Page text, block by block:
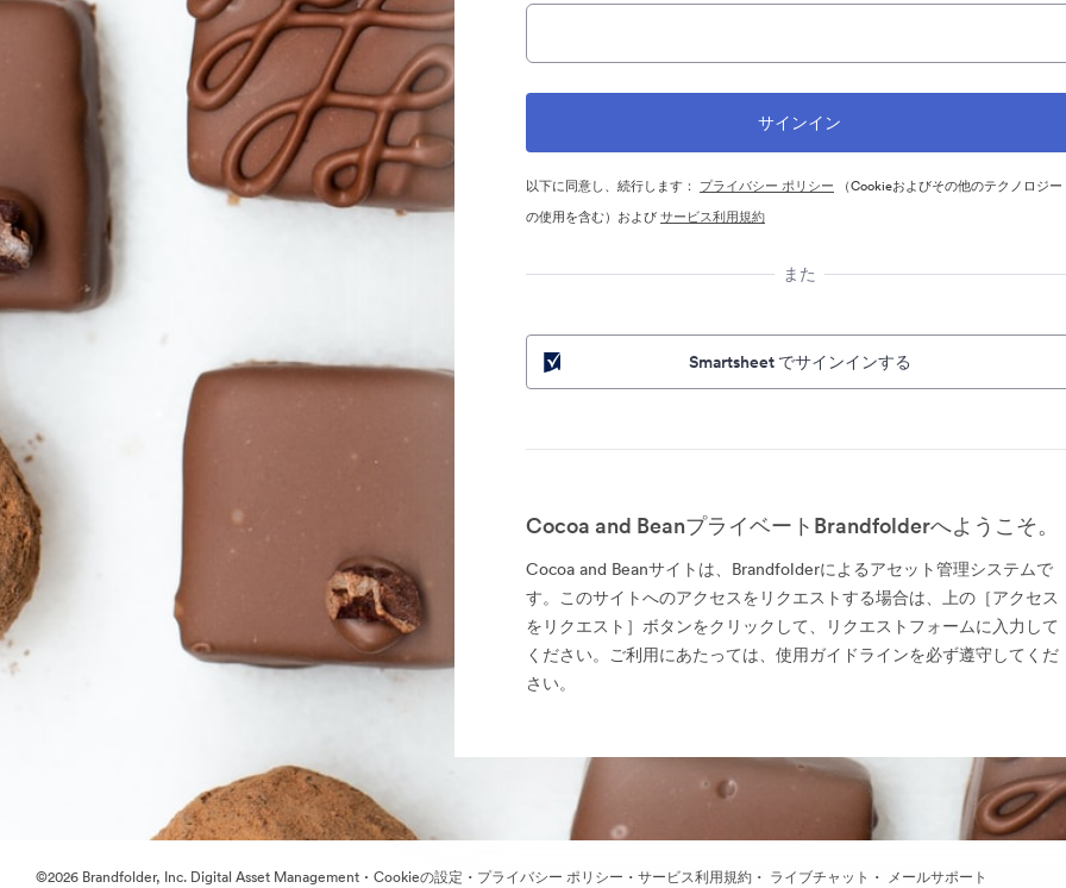
以下に同意し、続行します： プライバシー ポリシー （Cookieおよびその他のテクノロジー
の使用を含む）およびサービス利用規約
また
Smartsheet でサインインする
Cocoa and BeanプライベートBrandfolderへようこそ。
Cocoa and Beanサイトは、Brandfolderによるアセット管理システムで
す。このサイトへのアクセスをリクエストする場合は、上の［アクセス
をリクエスト］ボタンをクリックして、リクエストフォームに入力して
ください。ご利用にあたっては、使用ガイドラインを必ず遵守してくだ
さい。
©2026 Brandfolder, Inc. Digital Asset Management · Cookieの設定 · プライバシー ポリシー · サービス利用規約 · ライブチャット · メールサポート